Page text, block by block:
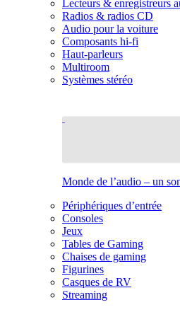
Lecteurs & enregistreurs
Radios & radios CD
Audio pour la voiture
Composants hi-fi
Haut-parleurs
Multiroom
Systèmes stéréo
Monde de l’audio – un
Périphériques d’entrée
Consoles
Jeux
Tables de Gaming
Chaises de gaming
Figurines
Casques de RV
Streaming